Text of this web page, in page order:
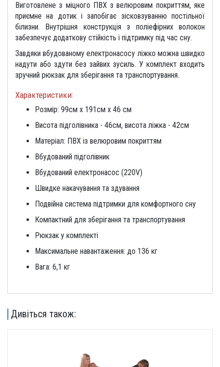
Виготовлене з міцного ПВХ з велюровим покриттям, яке
приємне на дотик і запобігає зісковзуванню постільної
білизни. Внутрішня конструкція з поліефірних волокон
забезпечує додаткову стійкість і підтримку під час сну.
Завдяки вбудованому електронасосу ліжко можна швидко
надути або здути без зайвих зусиль. У комплект входить
зручний рюкзак для зберігання та транспортування.
Характеристики:
Розмір: 99см х 191см х 46 см
Висота підголівника - 46см, висота ліжка - 42см
Матеріал: ПВХ із велюровим покриттям
Вбудований підголівник
Вбудований електронасос (220V)
Швидке накачування та здування
Подвійна система підтримки для комфортного сну
Компактний для зберігання та транспортування
Рюкзак у комплекті
Максимальне навантаження: до 136 кг
Вага: 6,1 кг
Дивіться також: